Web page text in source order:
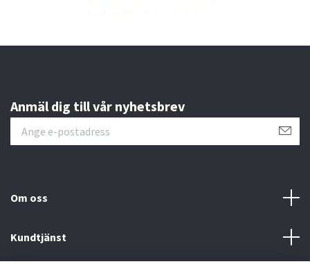
Anmäl dig till vår nyhetsbrev
Om oss
Kundtjänst